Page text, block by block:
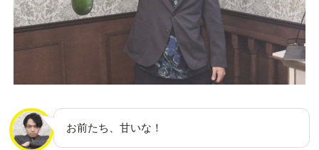
お前たち、甘いな！